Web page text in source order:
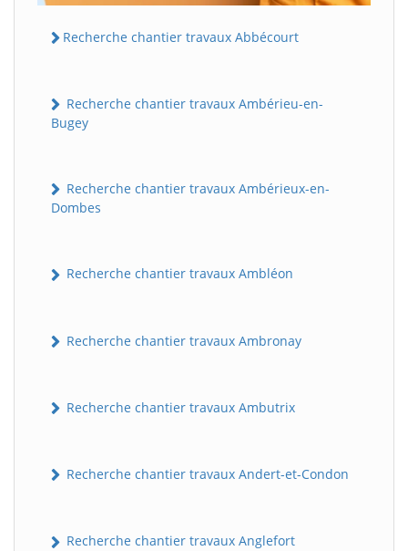
Recherche chantier travaux Abbécourt
Recherche chantier travaux Ambérieu-en-
Bugey
Recherche chantier travaux Ambérieux-en-
Dombes
Recherche chantier travaux Ambléon
Recherche chantier travaux Ambronay
Recherche chantier travaux Ambutrix
Recherche chantier travaux Andert-et-Condon
Recherche chantier travaux Anglefort